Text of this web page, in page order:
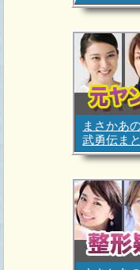
まさかあ
武勇伝ま